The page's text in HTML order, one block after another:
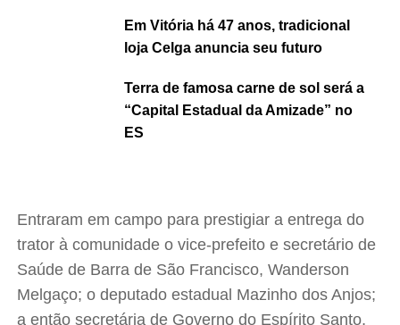
Em Vitória há 47 anos, tradicional
loja Celga anuncia seu futuro
Terra de famosa carne de sol será a
“Capital Estadual da Amizade” no
ES
Entraram em campo para prestigiar a entrega do
trator à comunidade o vice-prefeito e secretário de
Saúde de Barra de São Francisco, Wanderson
Melgaço; o deputado estadual Mazinho dos Anjos;
a então secretária de Governo do Espírito Santo,